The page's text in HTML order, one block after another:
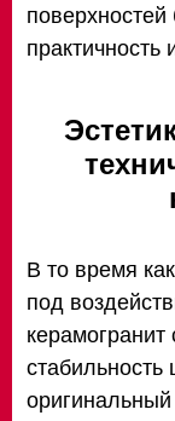
практичность
В то время
под